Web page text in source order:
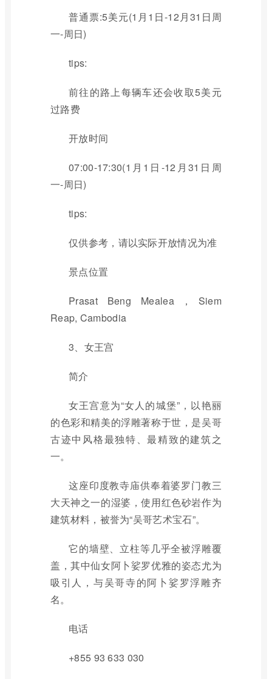
普通票:5美元(1月1日-12月31日周
一-周日)
tips:
前往的路上每辆车还会收取5美元
过路费
开放时间
07:00-17:30(1月1日-12月31日周
一-周日)
tips:
仅供参考，请以实际开放情况为准
景点位置
Prasat Beng Mealea，Siem
Reap, Cambodia
3、女王宫
简介
女王宫意为“女人的城堡”，以艳丽
的色彩和精美的浮雕著称于世，是吴哥
古迹中风格最独特、最精致的建筑之
一。
这座印度教寺庙供奉着婆罗门教三
大天神之一的湿婆，使用红色砂岩作为
建筑材料，被誉为“吴哥艺术宝石”。
它的墙壁、立柱等几乎全被浮雕覆
盖，其中仙女阿卜娑罗优雅的姿态尤为
吸引人，与吴哥寺的阿卜娑罗浮雕齐
名。
电话
+855 93 633 030